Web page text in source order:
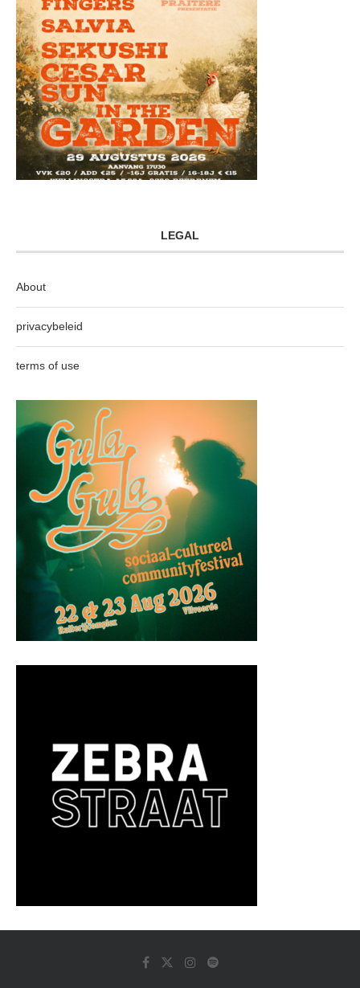
LEGAL
About
privacybeleid
terms of use